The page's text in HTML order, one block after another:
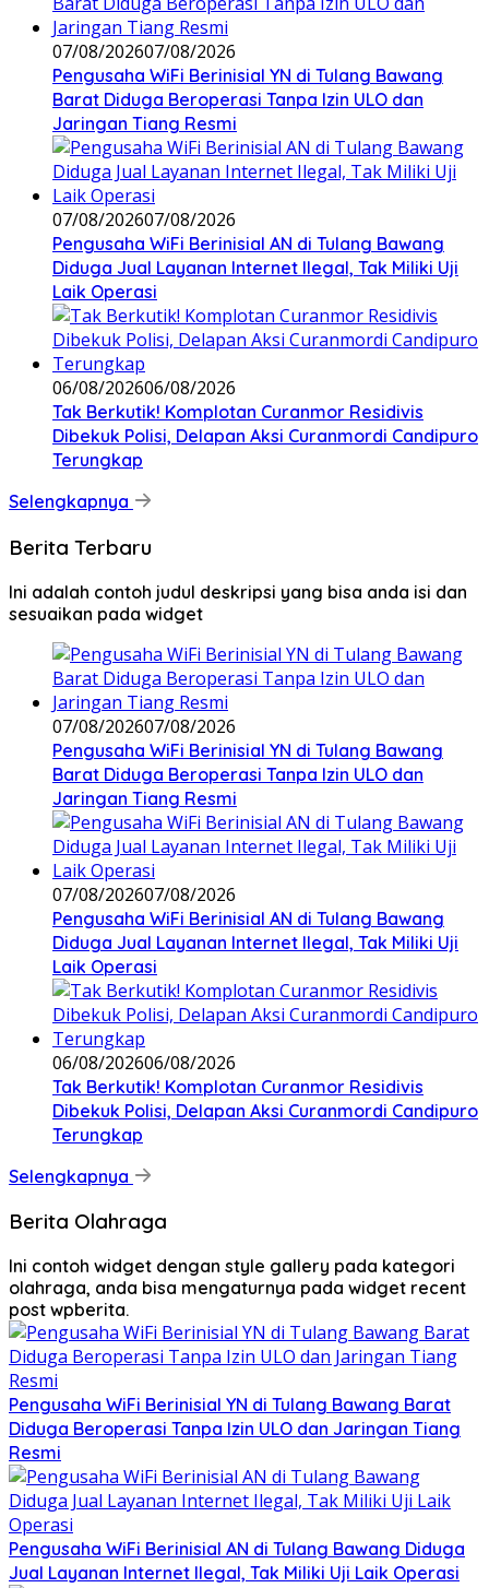
07/08/202607/08/2026
Pengusaha WiFi Berinisial YN di Tulang Bawang
Barat Diduga Beroperasi Tanpa Izin ULO dan
Jaringan Tiang Resmi
07/08/202607/08/2026
Pengusaha WiFi Berinisial AN di Tulang Bawang
Diduga Jual Layanan Internet Ilegal, Tak Miliki Uji
Laik Operasi
06/08/202606/08/2026
Tak Berkutik! Komplotan Curanmor Residivis
Dibekuk Polisi, Delapan Aksi Curanmordi Candipuro
Terungkap
Selengkapnya
Berita Terbaru
Ini adalah contoh judul deskripsi yang bisa anda isi dan
sesuaikan pada widget
07/08/202607/08/2026
Pengusaha WiFi Berinisial YN di Tulang Bawang
Barat Diduga Beroperasi Tanpa Izin ULO dan
Jaringan Tiang Resmi
07/08/202607/08/2026
Pengusaha WiFi Berinisial AN di Tulang Bawang
Diduga Jual Layanan Internet Ilegal, Tak Miliki Uji
Laik Operasi
06/08/202606/08/2026
Tak Berkutik! Komplotan Curanmor Residivis
Dibekuk Polisi, Delapan Aksi Curanmordi Candipuro
Terungkap
Selengkapnya
Berita Olahraga
Ini contoh widget dengan style gallery pada kategori
olahraga, anda bisa mengaturnya pada widget recent
post wpberita.
Pengusaha WiFi Berinisial YN di Tulang Bawang Barat
Diduga Beroperasi Tanpa Izin ULO dan Jaringan Tiang
Resmi
Pengusaha WiFi Berinisial AN di Tulang Bawang Diduga
Jual Layanan Internet Ilegal, Tak Miliki Uji Laik Operasi